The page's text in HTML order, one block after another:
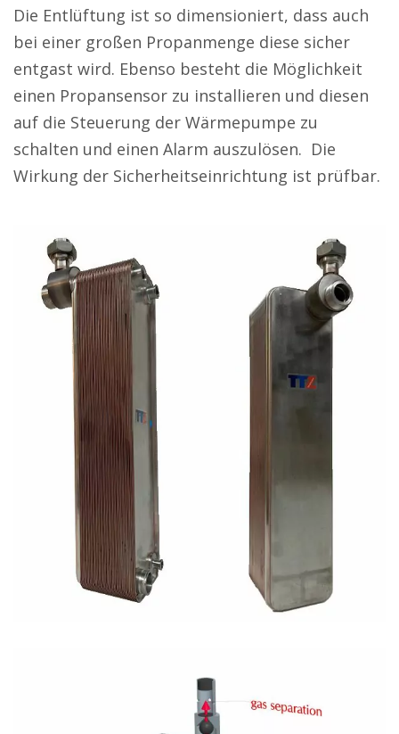
Die Entlüftung ist so dimensioniert, dass auch
bei einer großen Propanmenge diese sicher
entgast wird. Ebenso besteht die Möglichkeit
einen Propansensor zu installieren und diesen
auf die Steuerung der Wärmepumpe zu
schalten und einen Alarm auszulösen. Die
Wirkung der Sicherheitseinrichtung ist prüfbar.